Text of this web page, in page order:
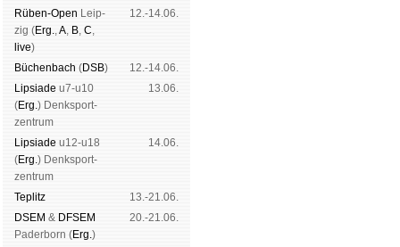
Rüben-Open Leip­
zig (Erg.,A, B, C,
live)
12.-14.06.
Büchen­bach (DSB)
12.-14.06.
Lipsiade u7-u10
(Erg.) Denk­sport­
zen­trum
13.06.
Lipsiade u12-u18
(Erg.) Denk­sport­
zen­trum
14.06.
Tep­litz
13.-21.06.
DSEM & DFSEM
Pader­born (Erg.)
20.-21.06.